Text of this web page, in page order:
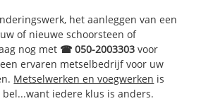
het aanleggen van een
of nieuwe schoorsteen of
nog met ☎ 050-2003303 voor
ervaren metselbedrijf voor uw
Metselwerken en voegwerken is
iedere klus is anders.